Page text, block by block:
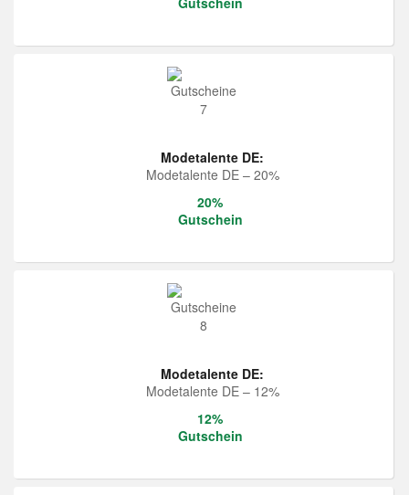
Modetalente DE:
Modetalente DE – 20%
20%
Gutschein
Modetalente DE:
Modetalente DE – 12%
12%
Gutschein